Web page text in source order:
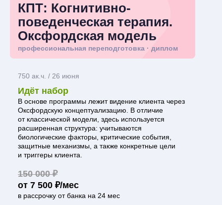
КПТ: Когнитивно-
поведенческая терапия.
Оксфордская модель
профессиональная переподготовка · диплом
750 ак.ч. / 26 июня
Идёт набор
В основе программы лежит видение клиента через
Оксфордскую концептуализацию. В отличие
от классической модели, здесь используется
расширенная структура: учитываются
биологические факторы, критические события,
защитные механизмы, а также конкретные цели
и триггеры клиента.
150 000 ₽
от 7 500 ₽/мес
в рассрочку от банка на 24 мес